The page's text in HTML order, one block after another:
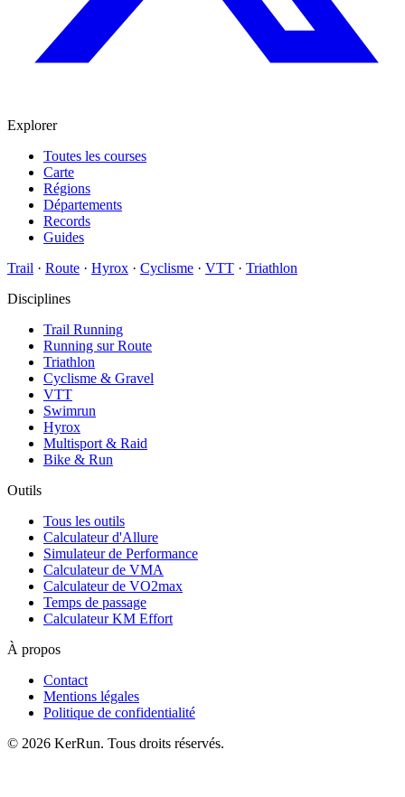
Explorer
Toutes les courses
Carte
Régions
Départements
Records
Guides
Trail · Route · Hyrox · Cyclisme · VTT · Triathlon
Disciplines
Trail Running
Running sur Route
Triathlon
Cyclisme & Gravel
VTT
Swimrun
Hyrox
Multisport & Raid
Bike & Run
Outils
Tous les outils
Calculateur d'Allure
Simulateur de Performance
Calculateur de VMA
Calculateur de VO2max
Temps de passage
Calculateur KM Effort
À propos
Contact
Mentions légales
Politique de confidentialité
© 2026 KerRun. Tous droits réservés.